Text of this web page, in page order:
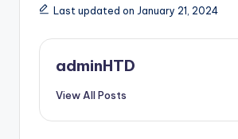
Last updated on January 21, 2024
adminHTD
View All Posts